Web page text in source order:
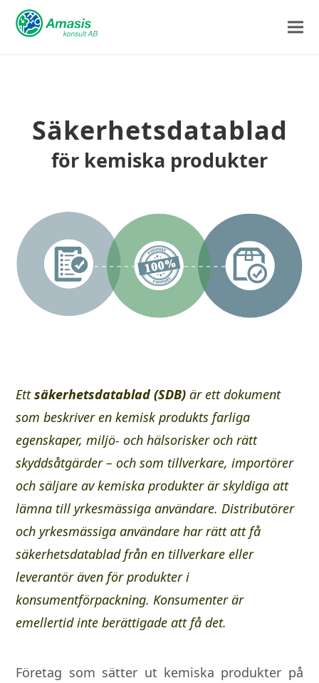
Säkerhetsdatablad
för kemiska produkter
Ettsäkerhetsdatablad (SDB) är ett dokument
som beskriver en kemisk produkts farliga
egenskaper, miljö- och hälsorisker och rätt
skyddsåtgärder – och som tillverkare, importörer
och säljare av kemiska produkter är skyldiga att
lämna till yrkesmässiga användare. Distributörer
och yrkesmässiga användare har rätt att få
säkerhetsdatablad från en tillverkare eller
leverantör även för produkter i
konsumentförpackning. Konsumenter är
emellertid inte berättigade att få det.
Företag som sätter ut kemiska produkter på